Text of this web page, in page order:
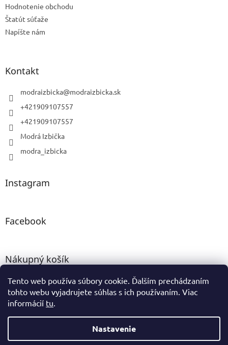
Tento web používa súbory cookie. Ďalším prechádzaním
tohto webu vyjadrujete súhlas s ich používaním. Viac
informácií tu.
Nastavenie
Hodnotenie obchodu
Štatút súťaže
Napíšte nám
Kontakt
modraizbicka@modraizbicka.sk
+421909107557
+421909107557
Modrá Izbička
modra_izbicka
Instagram
Facebook
Nákupný košík
0 KS /0 €